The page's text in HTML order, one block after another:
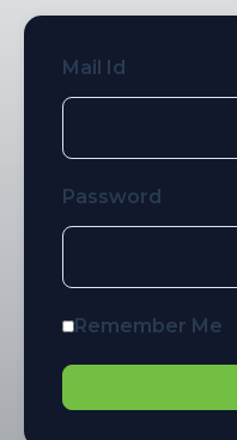
Mail Id
Password
Remember Me